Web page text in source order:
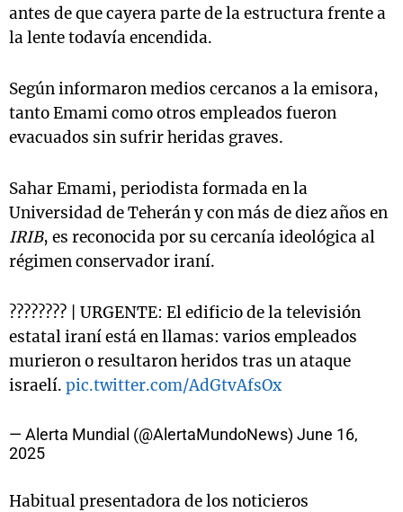
antes de que cayera parte de la estructura frente a
la lente todavía encendida.
Según informaron medios cercanos a la emisora,
tanto Emami como otros empleados fueron
evacuados sin sufrir heridas graves.
Sahar Emami, periodista formada en la
Universidad de Teherán y con más de diez años en
IRIB, es reconocida por su cercanía ideológica al
régimen conservador iraní.
???????? | URGENTE: El edificio de la televisión
estatal iraní está en llamas: varios empleados
murieron o resultaron heridos tras un ataque
israelí. pic.twitter.com/AdGtvAfsOx
— Alerta Mundial (@AlertaMundoNews) June 16,
2025
Habitual presentadora de los noticieros